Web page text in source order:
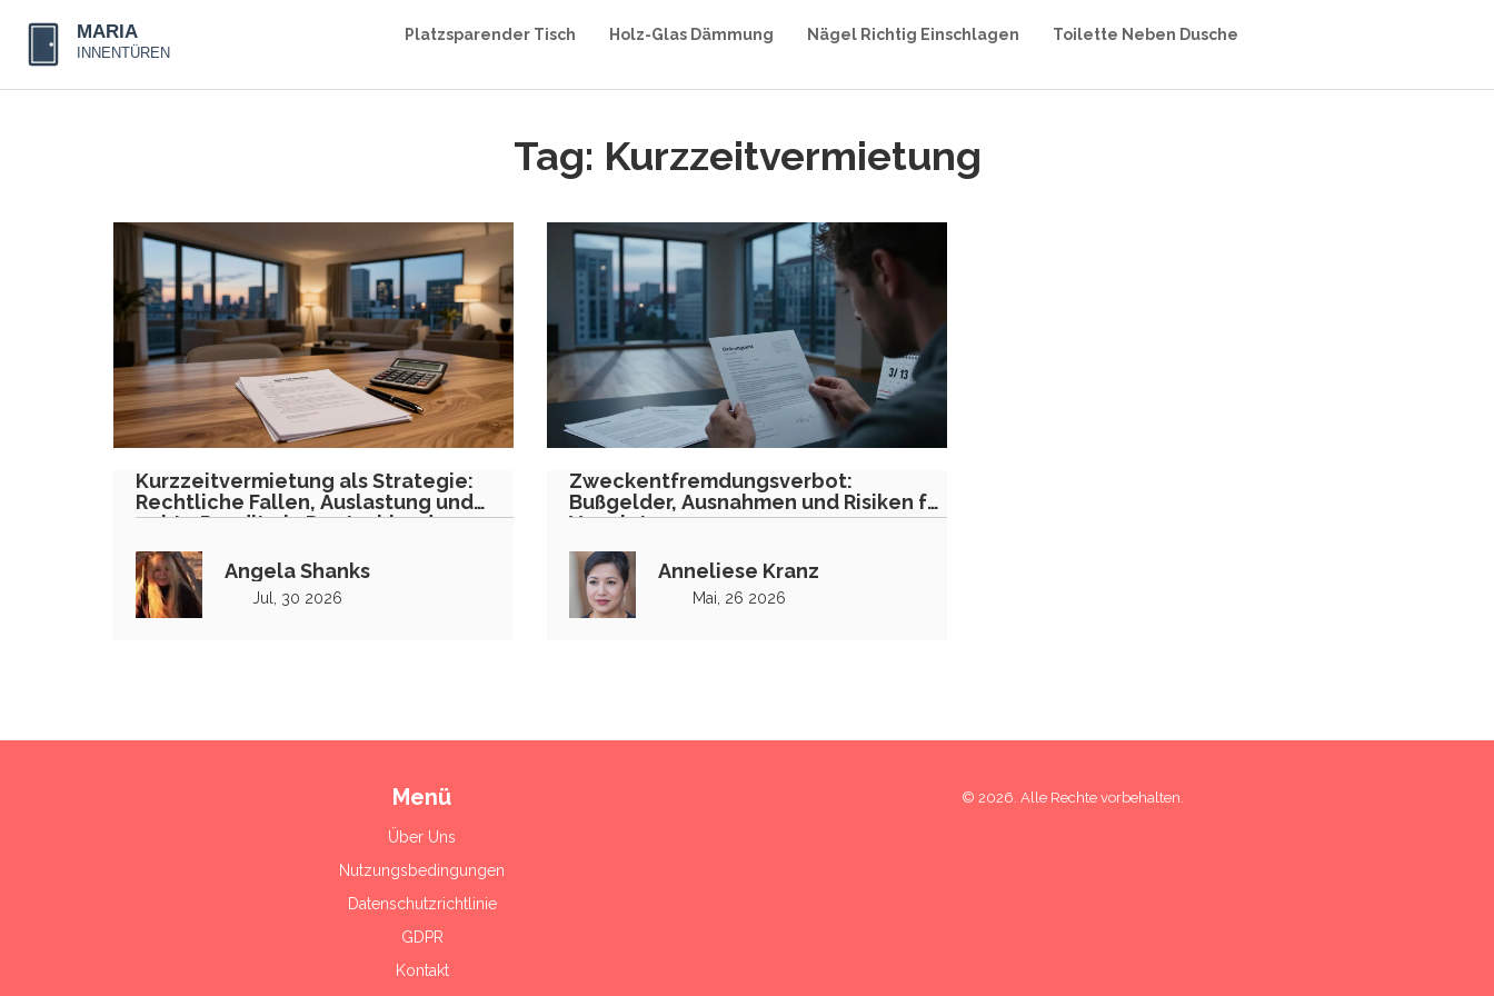
Platzsparender Tisch Holz-Glas Dämmung Nägel Richtig Einschlagen Toilette Neben Dusche
Tag: Kurzzeitvermietung
Kurzzeitvermietung als Strategie:
Rechtliche Fallen, Auslastung und
echte Rendite in Deutschland
Angela Shanks
Jul, 30 2026
Zweckentfremdungsverbot:
Bußgelder, Ausnahmen und Risiken für
Vermieter
Anneliese Kranz
Mai, 26 2026
Menü
Über Uns
Nutzungsbedingungen
Datenschutzrichtlinie
GDPR
Kontakt
© 2026. Alle Rechte vorbehalten.